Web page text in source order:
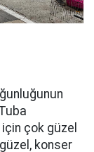
çok güzel
konser